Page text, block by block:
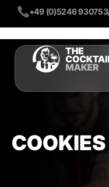
+49 (0)5246 930753
START
ÜBER UNS
COOKIES